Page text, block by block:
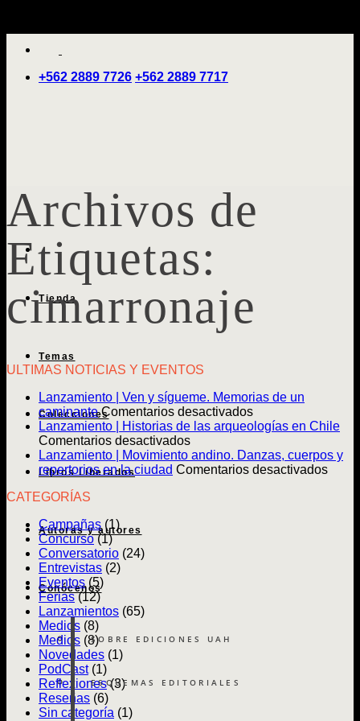
+562 2889 7726 +562 2889 7717
Tienda
Temas
Colecciones
Libros Liberados
Autoras y autores
Conócenos
SOBRE EDICIONES UAH
ESQUEMAS EDITORIALES
Archivos de
Etiquetas:
cimarronaje
ULTIMAS NOTICIAS Y EVENTOS
Lanzamiento | Ven y sígueme. Memorias de un
caminante Comentarios desactivadosen
Lanzamiento
Ven
y
Lanzamiento | Historias de las arqueologías en Chile
Comentarios desactivadosen
Lanzamiento
|
Lanzamiento | Movimiento andino. Danzas, cuerpos y
repertorios en la ciudad Comentarios desactivadosen
CATEGORÍAS
Campañas (1)
Concurso(1)
Conversatorio (24)
Entrevistas (2)
Eventos (5)
Ferias(12)
Lanzamientos (65)
Medios (8)
Medios (8)
Novedades (1)
PodCast(1)
Reflexiones(3)
Reseñas (6)
Sin categoría (1)